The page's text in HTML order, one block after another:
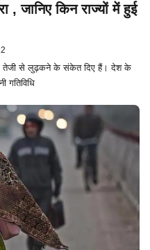
, जानिए किन राज्यों में हुई
तेजी से लुढ़कने के संकेत दिए हैं। देश के
गतिविधि